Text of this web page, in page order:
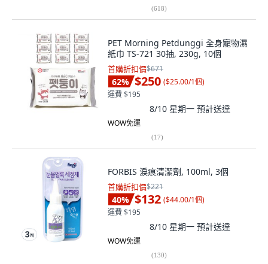
(618)
PET Morning Petdunggi 全身寵物濕
紙巾 TS-721 30抽, 230g, 10個
首購折扣價$671
62% $250 ($25.00/1個)
運費 $195
8/10 星期一 預計送達
WOW免運
(17)
FORBIS 淚痕清潔劑, 100ml, 3個
首購折扣價$221
40% $132 ($44.00/1個)
運費 $195
8/10 星期一 預計送達
WOW免運
(130)